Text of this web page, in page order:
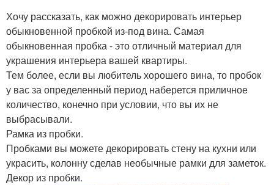
Хочу рассказать, как можно декорировать интерьер
обыкновенной пробкой из-под вина. Самая
обыкновенная пробка - это отличный материал для
украшения интерьера вашей квартиры.
Тем более, если вы любитель хорошего вина, то пробок
у вас за определенный период наберется приличное
количество, конечно при условии, что вы их не
выбрасывали.
Рамка из пробки.
Пробками вы можете декорировать стену на кухни или
украсить, колонну сделав необычные рамки для заметок.
Декор из пробки.